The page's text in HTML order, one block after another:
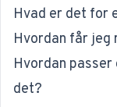
Hvad er det for
Hvordan får
Hvordan
det?